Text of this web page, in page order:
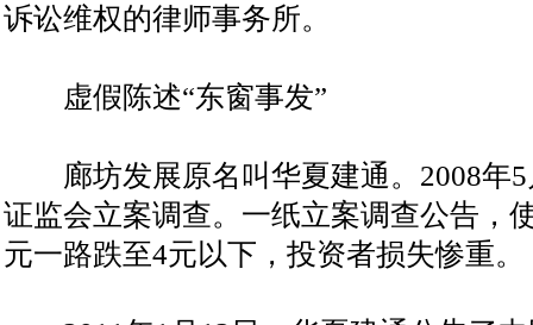
诉讼维权的律师事务所。
虚假陈述“东窗事发”
廊坊发展原名叫华夏建通。2008年5
证监会立案调查。一纸立案调查公告，
元一路跌至4元以下，投资者损失惨重。